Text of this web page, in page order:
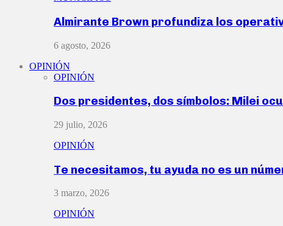
Almirante Brown profundiza los
6 agosto, 2026
OPINIÓN
OPINIÓN
Dos presidentes, dos símbolos: Milei
29 julio, 2026
OPINIÓN
Te necesitamos, tu ayuda no es un
3 marzo, 2026
OPINIÓN